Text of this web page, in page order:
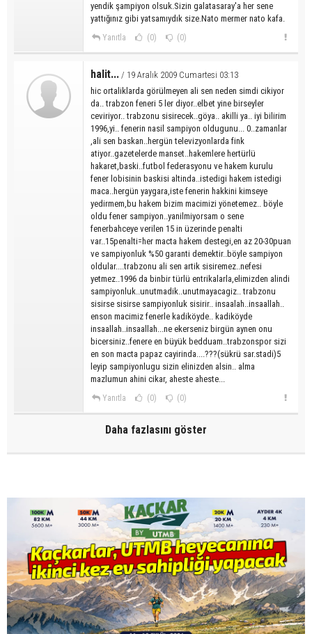
yendik şampiyon olsuk.Sizin galatasaray'a her sene
yattığınız gibi yatsamıydık size.Nato mermer nato kafa.
Yanıtla (0) (0)
halit... / 19 Aralık 2009 Cumartesi 03:13
hic ortaliklarda görülmeyen ali sen neden simdi cikiyor
da.. trabzon feneri 5 ler diyor..elbet yine birseyler
ceviriyor.. trabzonu sisirecek..göya.. akilli ya.. iyi bilirim
1996,yi.. fenerin nasil sampiyon oldugunu... 0..zamanlar
,ali sen baskan..hergün televizyonlarda fink
atiyor..gazetelerde manset..hakemlere hertürlü
hakaret,baski..futbol federasyonu ve hakem kurulu
fener lobisinin baskisi altinda..istedigi hakem istedigi
maca..hergün yaygara,iste fenerin hakkini kimseye
yedirmem,bu hakem bizim macimizi yönetemez.. böyle
oldu fener sampiyon..yanilmiyorsam o sene
fenerbahceye verilen 15 in üzerinde penalti
var..15penalti=her macta hakem destegi,en az 20-30puan
ve sampiyonluk %50 garanti demektir..böyle sampiyon
oldular....trabzonu ali sen artik sisiremez..nefesi
yetmez..1996 da binbir türlü entrikalarla,elimizden alindi
sampiyonluk..unutmadik..unutmayacagiz.. trabzonu
sisirse sisirse sampiyonluk sisirir.. insaalah..insaallah..
enson macimiz fenerle kadiköyde.. kadiköyde
insaallah..insaallah...ne ekerseniz birgün aynen onu
bicersiniz..fenere en büyük bedduam..trabzonspor sizi
en son macta papaz cayirinda....???(sükrü sar.stadi)5
leyip sampiyonlugu sizin elinizden alsin.. alma
mazlumun ahini cikar, aheste aheste...
Yanıtla (0) (0)
Daha fazlasını göster